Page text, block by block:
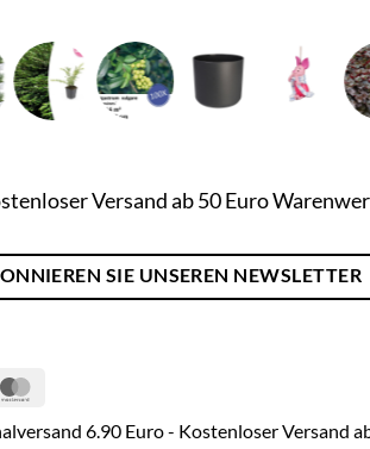
Versand ab 50 Euro
SIE UNSEREN NEWSLETTER
6.90 Euro - Kostenloser Versand